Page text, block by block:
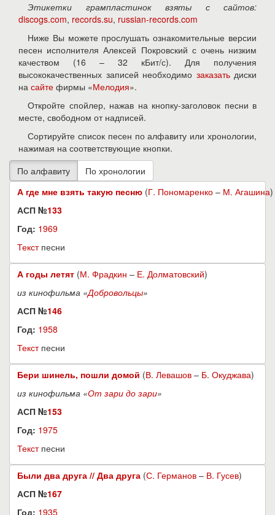
Этикетки грампластинок взяты с сайтов:
discogs.com, records.su, russian-records.com
Ниже Вы можете прослушать ознакомительные версии
песен исполнителя Алексей Покровский с очень низким
качеством (16 – 32 кБит/с). Для получения
высококачественных записей необходимо заказатьдиски
на сайте фирмы «Мелодия».
Откройте спойлер, нажав на кнопку-заголовок песни в
месте, свободном от надписей.
Сортируйте список песен по алфавиту или хронологии,
нажимая на соответствующие кнопки.
А где мне взять такую песню (Г. Пономаренко – М. Агашина)
АСП №133
Год: 1969
Текстпесни
А годы летят (М. Фрадкин – Е. Долматовский)
из кинофильма «Добровольцы»
АСП №146
Год: 1958
Текстпесни
Бери шинель, пошли домой (В. Левашов – Б. Окуджава)
из кинофильма «От зари до зари»
АСП №153
Год: 1975
Текстпесни
Были два друга // Два друга (С. Германов – В. Гусев)
АСП №167
Год: 1935